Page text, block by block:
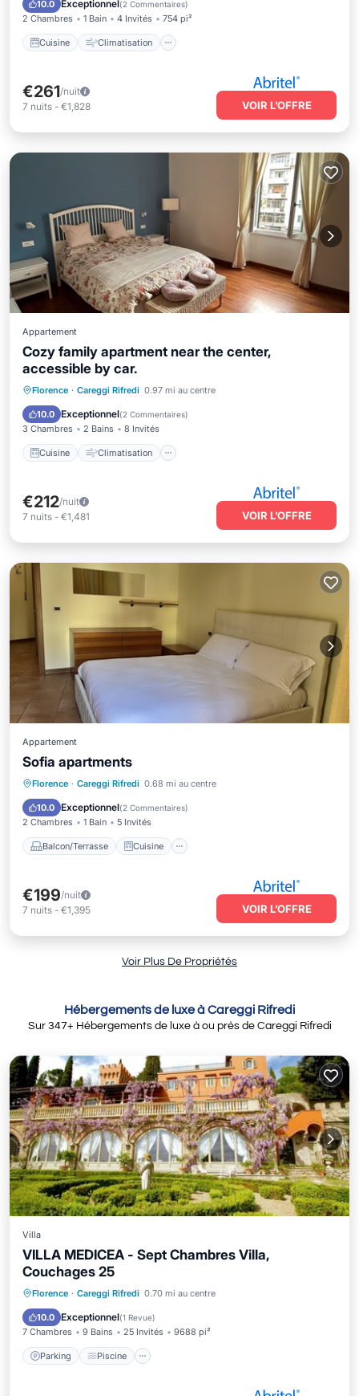
10.0 Exceptionnel(2 Commentaires)
2 Chambres 1 Bain 4 Invités 754 pi²
Cuisine Climatisation
€261/nuit
7 nuits - €1,828 VOIR L’OFFRE
Appartement
Cozy family apartment near the center,
accessible by car.
Florence · Careggi Rifredi 0.97 mi au centre
10.0 Exceptionnel(2 Commentaires)
3 Chambres 2 Bains 8 Invités
Cuisine Climatisation
Cuisine Climatisation
Adapté aux enfants
€212/nuit
7 nuits - €1,481 VOIR L’OFFRE
Appartement
Sofia apartments
Florence · Careggi Rifredi 0.68 mi au centre
10.0 Exceptionnel(2 Commentaires)
2 Chambres 1 Bain 5 Invités
Balcon/Terrasse Cuisine
Balcon/Terrasse Cuisine
Adapté aux enfants
€199/nuit
7 nuits - €1,395 VOIR L’OFFRE
Voir Plus De Propriétés
Hébergements de luxe à Careggi Rifredi
Sur 347+ Hébergements de luxe à ou près de Careggi Rifredi
Villa
VILLA MEDICEA - Sept Chambres Villa,
Couchages 25
Florence · Careggi Rifredi 0.70 mi au centre
10.0 Exceptionnel(1 Revue)
7 Chambres 9 Bains 25 Invités 9688 pi²
Parking Piscine
Parking Piscine
Balcon/Terrasse
Climatisation